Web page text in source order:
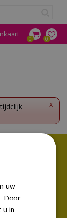
x
uw
Door
in